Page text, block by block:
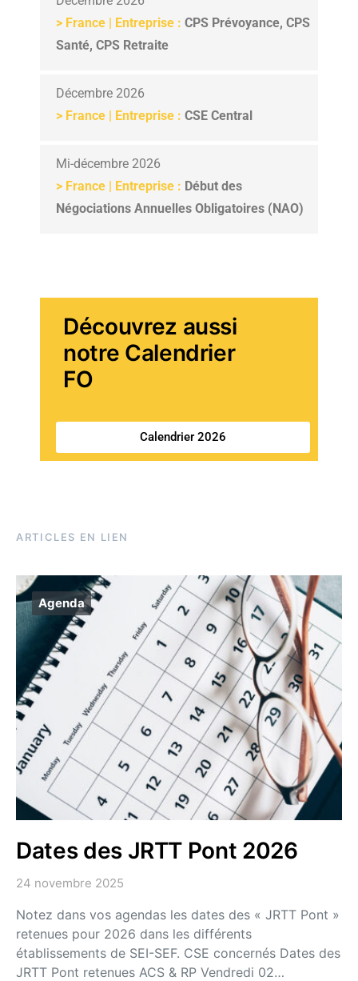
> France | Entreprise : CPS Prévoyance, CPS
Santé, CPS Retraite
Décembre 2026
> France | Entreprise : CSE Central
Mi-décembre 2026
> France | Entreprise : Début des
Négociations Annuelles Obligatoires (NAO)
Découvrez aussi
notre Calendrier
FO
Calendrier 2026
ARTICLES EN LIEN
Agenda
Dates des JRTT Pont 2026
24 novembre 2025
Notez dans vos agendas les dates des « JRTT Pont »
retenues pour 2026 dans les différents
établissements de SEI-SEF. CSE concernés Dates des
JRTT Pont retenues ACS & RP Vendredi 02…